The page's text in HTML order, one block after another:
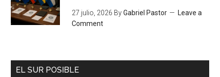
27 julio, 2026 ByGabriel Pastor
Leave a
Comment
EL SUR POSIBLE